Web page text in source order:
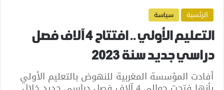
الرئسية
سياسة
التعليم الأولي .. افتتاح 4 آلاف فصل
دراسي جديد سنة 2023
أفادت المؤسسة المغربية للنهوض بالتعليم الأولي